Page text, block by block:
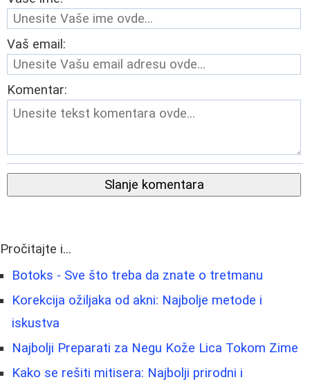
Vaš email:
Komentar:
Slanje komentara
Pročitajte i...
Botoks - Sve što treba da znate o tretmanu
Korekcija ožiljaka od akni: Najbolje metode i
iskustva
Najbolji Preparati za Negu Kože Lica Tokom Zime
Kako se rešiti mitisera: Najbolji prirodni i